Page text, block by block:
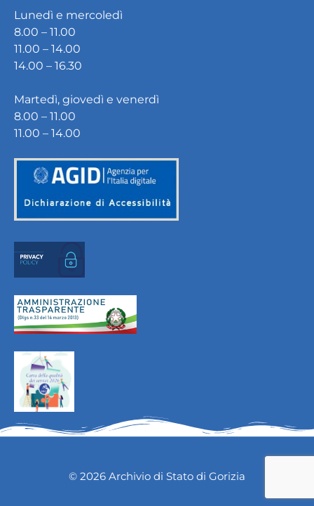
Lunedì e mercoledì
8.00 – 11.00
11.00 – 14.00
14.00 – 16.30
Martedì, giovedì e venerdì
8.00 – 11.00
11.00 – 14.00
© 2026 Archivio di Stato di Gorizia